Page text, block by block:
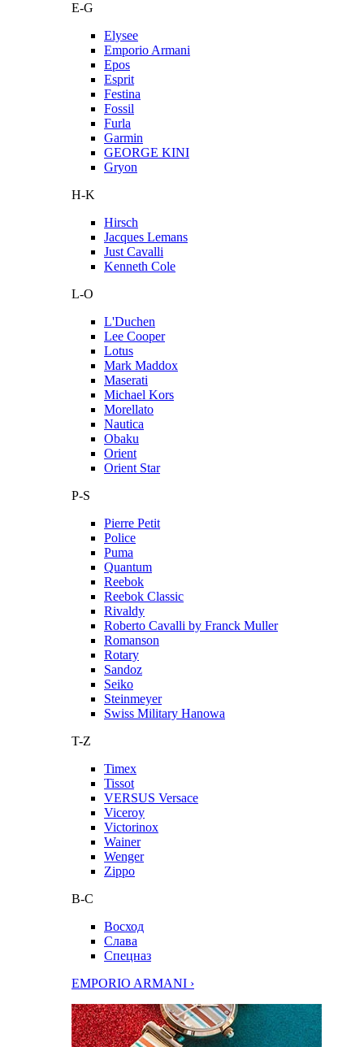
E-G
Elysee
Emporio Armani
Epos
Esprit
Festina
Fossil
Furla
Garmin
GEORGE KINI
Gryon
H-K
Hirsch
Jacques Lemans
Just Cavalli
Kenneth Cole
L-O
L'Duchen
Lee Cooper
Lotus
Mark Maddox
Maserati
Michael Kors
Morellato
Nautica
Obaku
Orient
Orient Star
P-S
Pierre Petit
Police
Puma
Quantum
Reebok
Reebok Classic
Rivaldy
Roberto Cavalli by Franck Muller
Romanson
Rotary
Sandoz
Seiko
Steinmeyer
Swiss Military Hanowa
T-Z
Timex
Tissot
VERSUS Versace
Viceroy
Victorinox
Wainer
Wenger
Zippo
В-С
Восход
Слава
Спецназ
EMPORIO ARMANI ›